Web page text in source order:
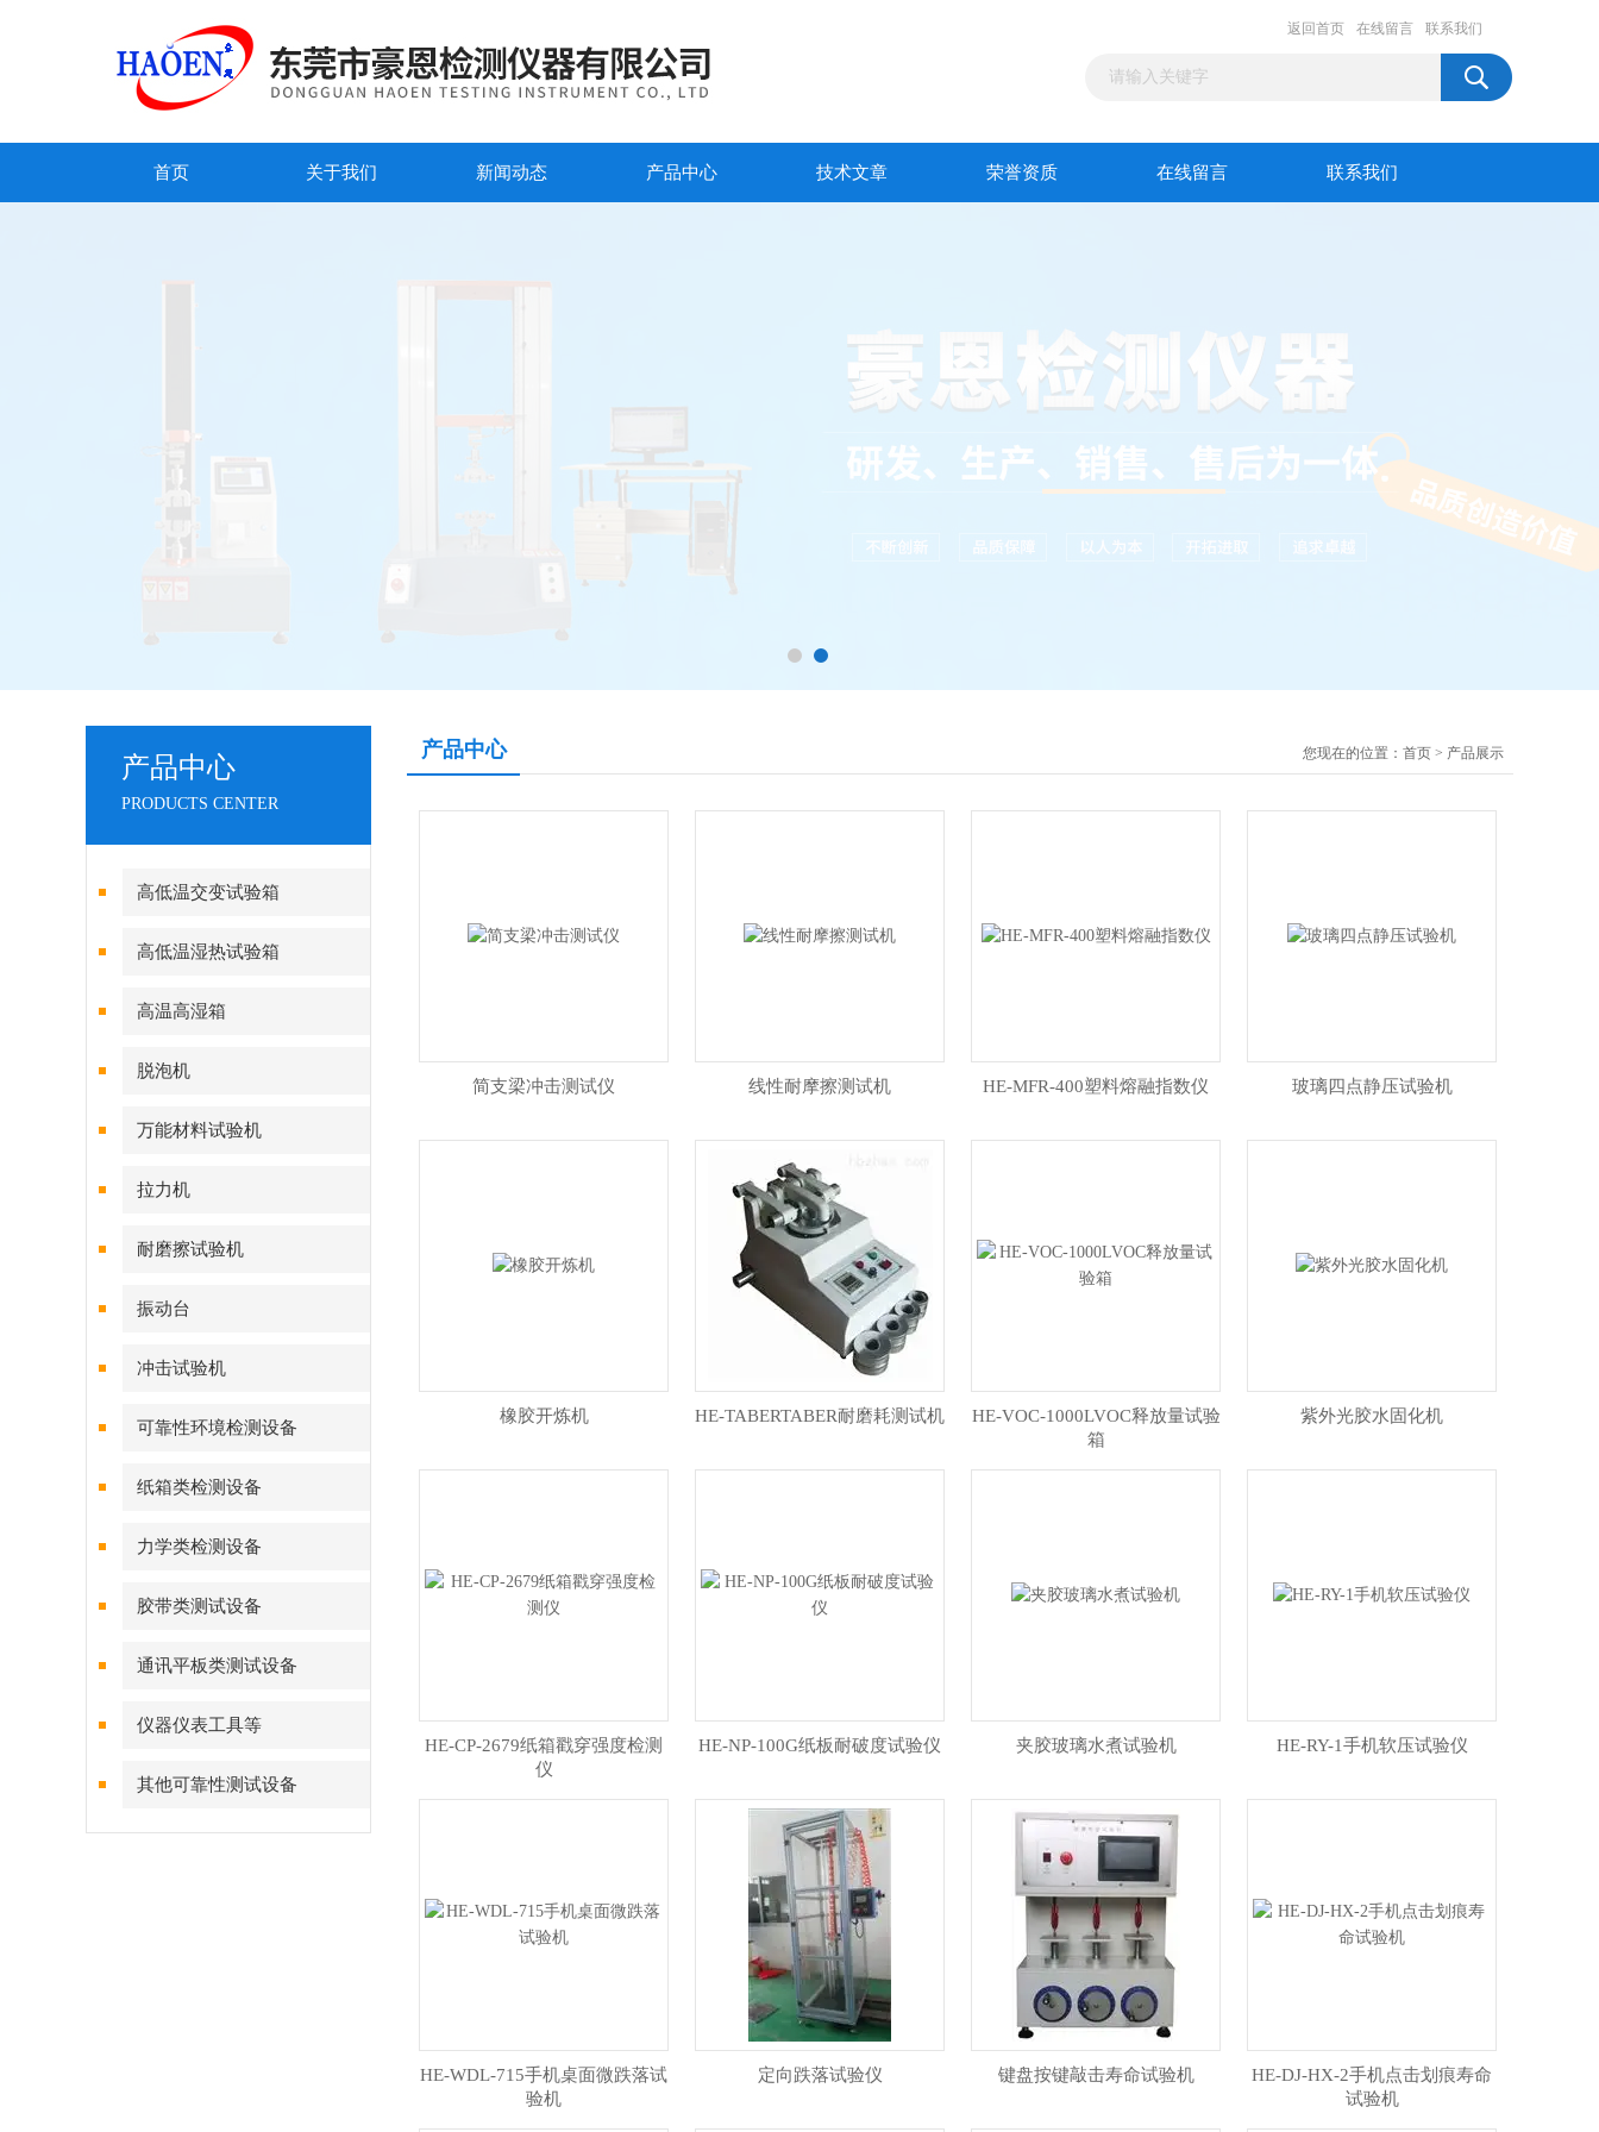
返回首页 在线留言 联系我们
首页 关于我们 新闻动态 产品中心 技术文章 荣誉资质 在线留言 联系我们
产品中心
PRODUCTS CENTER
高低温交变试验箱
高低温湿热试验箱
高温高湿箱
脱泡机
万能材料试验机
拉力机
耐磨擦试验机
振动台
冲击试验机
可靠性环境检测设备
纸箱类检测设备
力学类检测设备
胶带类测试设备
通讯平板类测试设备
仪器仪表工具等
其他可靠性测试设备
产品中心 您现在的位置： 首页 > 产品展示
简支梁冲击测试仪 线性耐摩擦测试机 HE-MFR-400塑料熔融指数仪 玻璃四点静压试验机
橡胶开炼机 HE-TABERTABER耐磨耗测试机
HE-VOC-1000LVOC释放量试验
箱
紫外光胶水固化机
HE-CP-2679纸箱戳穿强度检测
仪
HE-NP-100G纸板耐破度试验仪 夹胶玻璃水煮试验机 HE-RY-1手机软压试验仪
HE-WDL-715手机桌面微跌落试
验机
定向跌落试验仪 键盘按键敲击寿命试验机
HE-DJ-HX-2手机点击划痕寿命
试验机